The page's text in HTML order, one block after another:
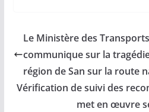
Le Ministère des
communique sur la
région de San sur la route
Vérification de suivi des
met en œuvre